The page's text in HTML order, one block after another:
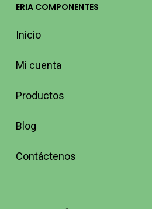
ERIA COMPONENTES
Inicio
Mi cuenta
Productos
Blog
Contáctenos